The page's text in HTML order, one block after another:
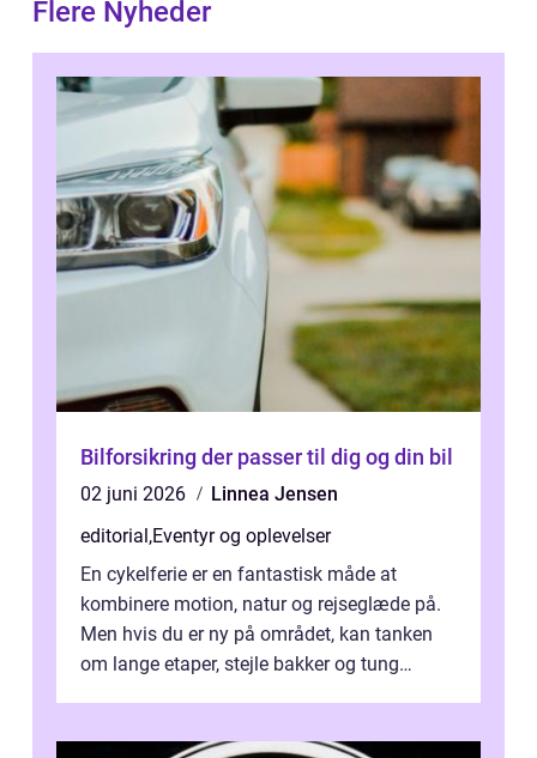
Flere Nyheder
Bilforsikring der passer til dig og din bil
02 juni 2026
Linnea Jensen
editorial,Eventyr og oplevelser
En cykelferie er en fantastisk måde at
kombinere motion, natur og rejseglæde på.
Men hvis du er ny på området, kan tanken
om lange etaper, stejle bakker og tung